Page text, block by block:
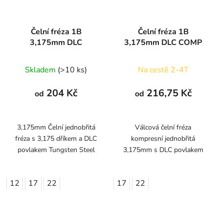
Čelní fréza 1B
3,175mm DLC
Skladem (>10 ks)
od 204 Kč
3,175mm Čelní jednobřitá
fréza s 3,175 dříkem a DLC
povlakem Tungsten Steel
12 17 22
Čelní fréza 1B
3,175mm DLC COMP
Na cestě 2-4T
od 216,75 Kč
Válcová čelní fréza
kompresní jednobřitá
3,175mm s DLC povlakem
17 22